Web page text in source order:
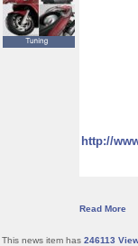
http://
Read More
This news item has 246113